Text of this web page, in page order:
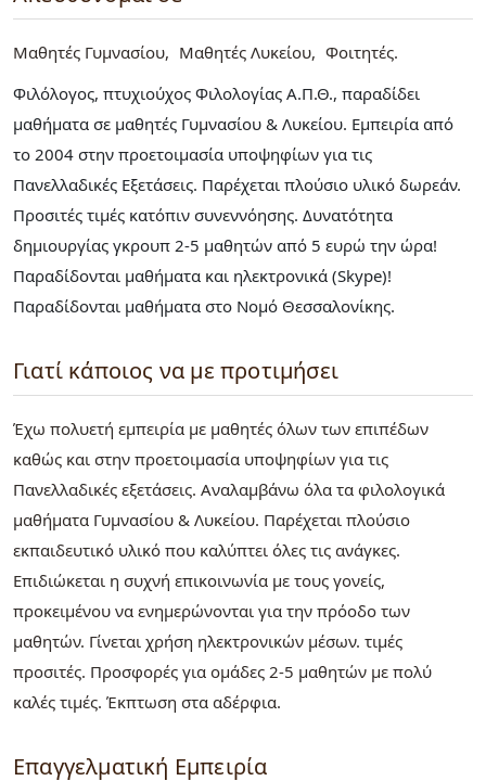
Μαθητές Γυμνασίου Μαθητές Λυκείου
Φοιτητές
Φιλόλογος, πτυχιούχος Φιλολογίας Α.Π.Θ., παραδίδει
μαθήματα σε μαθητές Γυμνασίου & Λυκείου. Εμπειρία από
το 2004 στην προετοιμασία υποψηφίων για τις
Πανελλαδικές Εξετάσεις. Παρέχεται πλούσιο υλικό δωρεάν.
Προσιτές τιμές κατόπιν συνεννόησης. Δυνατότητα
δημιουργίας γκρουπ 2-5 μαθητών από 5 ευρώ την ώρα!
Παραδίδονται μαθήματα και ηλεκτρονικά (Skype)!
Παραδίδονται μαθήματα στο Νομό Θεσσαλονίκης.
Γιατί κάποιος να με προτιμήσει
Έχω πολυετή εμπειρία με μαθητές όλων των επιπέδων
καθώς και στην προετοιμασία υποψηφίων για τις
Πανελλαδικές εξετάσεις. Αναλαμβάνω όλα τα φιλολογικά
μαθήματα Γυμνασίου & Λυκείου. Παρέχεται πλούσιο
εκπαιδευτικό υλικό που καλύπτει όλες τις ανάγκες.
Επιδιώκεται η συχνή επικοινωνία με τους γονείς,
προκειμένου να ενημερώνονται για την πρόοδο των
μαθητών. Γίνεται χρήση ηλεκτρονικών μέσων. τιμές
προσιτές. Προσφορές για ομάδες 2-5 μαθητών με πολύ
καλές τιμές. Έκπτωση στα αδέρφια.
Επαγγελματική Εμπειρία